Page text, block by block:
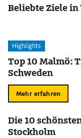
Beliebte Ziele
Highlights
Top 10 Malmö:
Schweden
Mehr erfahren
Die 10
Stockholm